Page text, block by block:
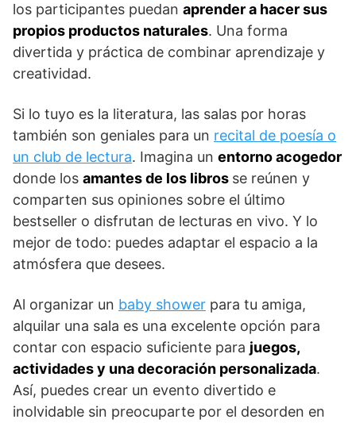
los participantes puedan aprender a hacer sus
propios productos naturales. Una forma
divertida y práctica de combinar aprendizaje y
creatividad.
Si lo tuyo es la literatura, las salas por horas
también son geniales para un recital de poesía o
un club de lectura. Imagina un entorno acogedor
donde los amantes de los libros se reúnen y
comparten sus opiniones sobre el último
bestseller o disfrutan de lecturas en vivo. Y lo
mejor de todo: puedes adaptar el espacio a la
atmósfera que desees.
Al organizar un baby shower para tu amiga,
alquilar una sala es una excelente opción para
contar con espacio suficiente para juegos,
actividades y una decoración personalizada.
Así, puedes crear un evento divertido e
inolvidable sin preocuparte por el desorden en